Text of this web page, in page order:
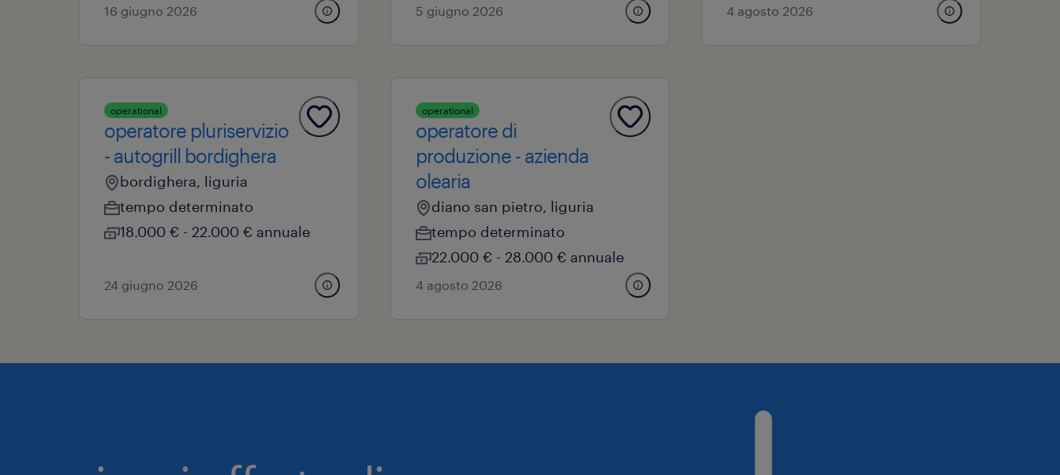
16 giugno 2026 5 giugno 2026 4 agosto 2026
operational
operatore pluriservizio
- autogrill bordighera
bordighera, liguria
tempo determinato
18.000 € - 22.000 € annuale
24 giugno 2026
operational
operatore di
produzione - azienda
olearia
diano san pietro, liguria
tempo determinato
22.000 € - 28.000 € annuale
4 agosto 2026